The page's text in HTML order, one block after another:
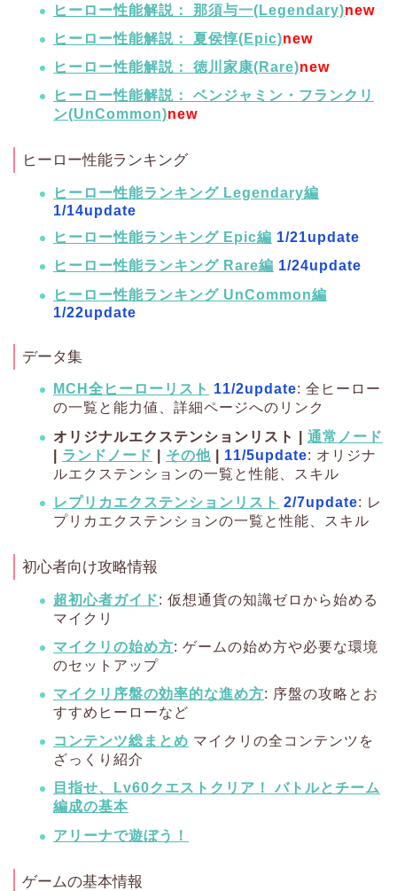
ヒーロー性能解説： 那須与一(Legendary)new
ヒーロー性能解説： 夏侯惇(Epic)new
ヒーロー性能解説： 徳川家康(Rare)new
ヒーロー性能解説： ベンジャミン・フランクリ
ン(UnCommon)new
ヒーロー性能ランキング
ヒーロー性能ランキング Legendary編
1/14update
ヒーロー性能ランキング Epic編 1/21update
ヒーロー性能ランキング Rare編 1/24update
ヒーロー性能ランキング UnCommon編
1/22update
データ集
MCH全ヒーローリスト 11/2update: 全ヒーロー
の一覧と能力値、詳細ページへのリンク
オリジナルエクステンションリスト | 通常ノード
ランドノード その他 11/5update: オリジナ
ルエクステンションの一覧と性能、スキル
レプリカエクステンションリスト 2/7update: レ
プリカエクステンションの一覧と性能、スキル
初心者向け攻略情報
超初心者ガイド: 仮想通貨の知識ゼロから始める
マイクリ
マイクリの始め方: ゲームの始め方や必要な環境
のセットアップ
マイクリ序盤の効率的な進め方: 序盤の攻略とお
すすめヒーローなど
コンテンツ総まとめ マイクリの全コンテンツを
ざっくり紹介
目指せ、Lv60クエストクリア！ バトルとチーム
編成の基本
アリーナで遊ぼう！
ゲームの基本情報